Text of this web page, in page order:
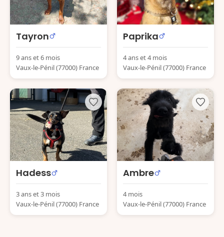
Tayron
9 ans et 6 mois
Vaux-le-Pénil (77000) France
Paprika
4 ans et 4 mois
Vaux-le-Pénil (77000) France
Hadess
3 ans et 3 mois
Vaux-le-Pénil (77000) France
Ambre
4 mois
Vaux-le-Pénil (77000) France